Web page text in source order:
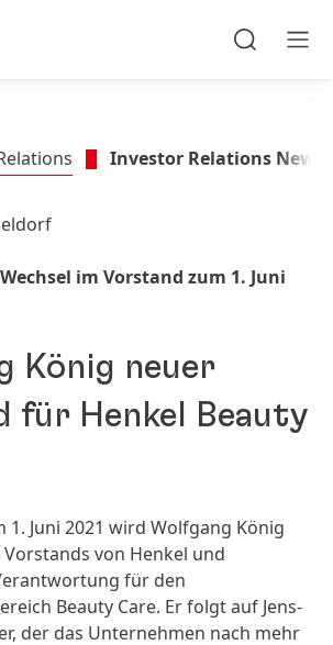
Investor Relations News
im Vorstand zum 1. Juni
König neuer
für Henkel Beauty
Juni 2021 wird Wolfgang König
von Henkel und
für den
Beauty Care. Er folgt auf Jens-
der das Unternehmen nach mehr